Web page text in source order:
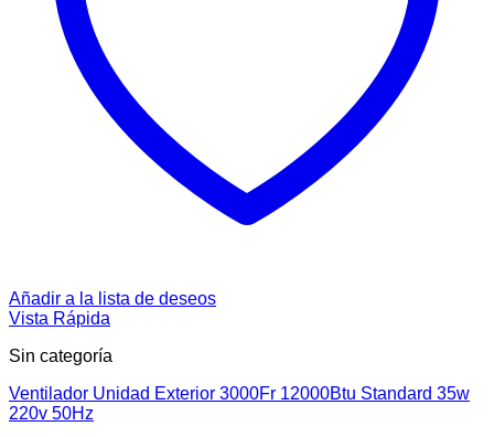
Añadir a la lista de deseos
Vista Rápida
Sin categoría
Ventilador Unidad Exterior 3000Fr 12000Btu Standard 35w
220v 50Hz